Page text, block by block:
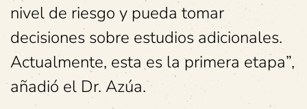
nivel de riesgo y pueda tomar
decisiones sobre estudios adicionales.
Actualmente, esta es la primera etapa”,
añadió el Dr. Azúa.